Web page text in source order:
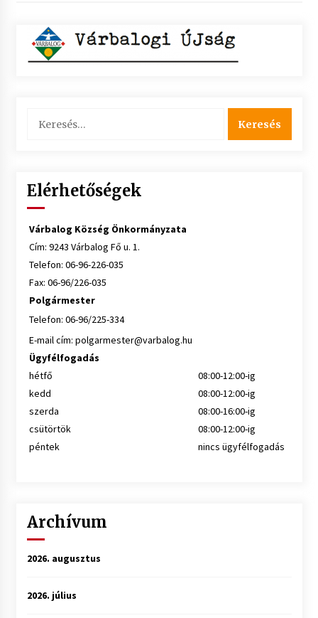
Elérhetőségek
Várbalog Község Önkormányzata
Cím: 9243 Várbalog Fő u. 1.
Telefon: 06-96-226-035
Fax: 06-96/226-035
Polgármester
Telefon: 06-96/225-334
E-mail cím: polgarmester@varbalog.hu
Ügyfélfogadás
hétfő
08:00-12:00-ig
kedd
08:00-12:00-ig
szerda
08:00-16:00-ig
csütörtök
08:00-12:00-ig
péntek
nincs ügyfélfogadás
Archívum
2026. augusztus
2026. július